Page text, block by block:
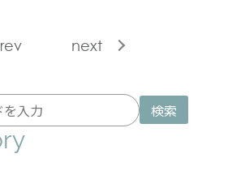
next
検索